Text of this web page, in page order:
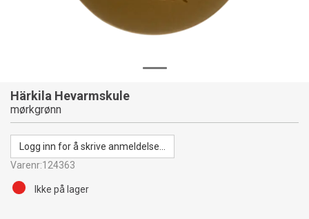
Härkila Hevarmskule
mørkgrønn
Logg inn for å skrive anmeldelse...
Varenr:124363
Ikke på lager